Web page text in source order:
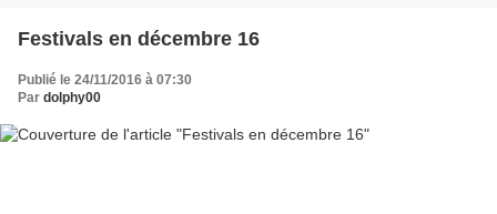
Festivals en décembre 16
Publié le 24/11/2016 à 07:30
Par dolphy00